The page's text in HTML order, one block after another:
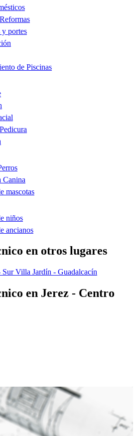
y portes
de Piscinas
Canina
mascotas
niños
ancianos
en otros lugares
Sur Villa Jardín - Guadalcacín
en Jerez - Centro